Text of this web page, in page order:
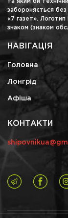
та яким би
забороняється без
«7 газет».
знаком (знаком
НАВІГАЦІЯ
Головна
Лонгрід
Афіша
КОНТАКТИ